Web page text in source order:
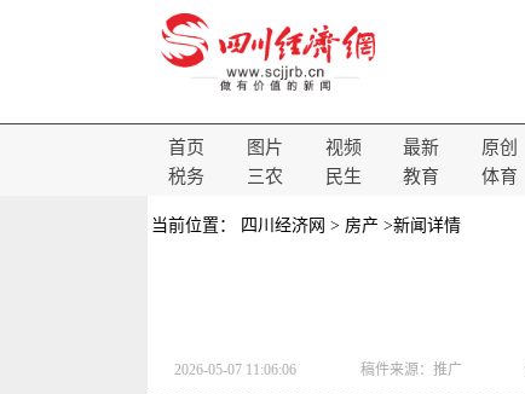
首页 图片 视频 最新 原创
税务
三农 民生 教育 体育
当前位置： 四川经济网 > 房产 >新闻详情
2026-05-07 11:06:06 稿件来源： 推广